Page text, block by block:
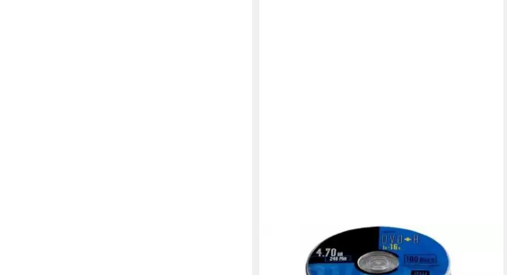
INTENSO
DVD-Rohling 4111156 - DVD+R